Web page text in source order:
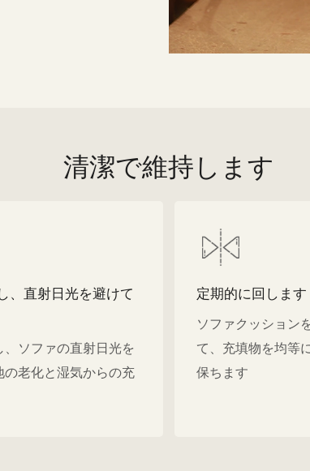
清潔で維持します
、直射日光を避けて
ソファの直射日光を
の老化と湿気からの充
定期的に回します
ソファクッション
て、充填物を均等
保ちます